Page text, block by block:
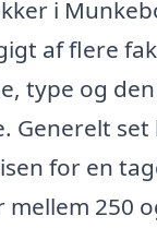
i
af flere
type og
Generelt set
for en
250